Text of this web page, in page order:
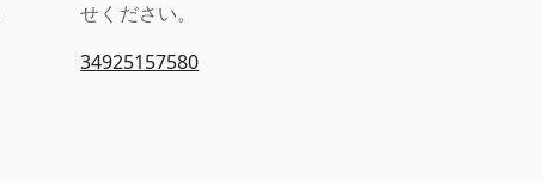
せください。
34925157580